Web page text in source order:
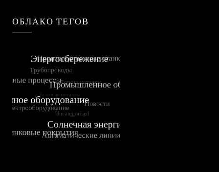
ОБЛАКО ТЕГОВ